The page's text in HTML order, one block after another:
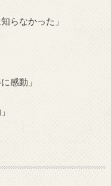
らなかった」
感動」